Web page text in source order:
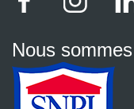
Nous